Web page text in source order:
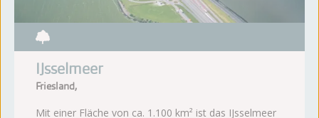
IJsselmeer
Friesland,
Mit einer Fläche von ca. 1.100 km² ist das IJsselmeer